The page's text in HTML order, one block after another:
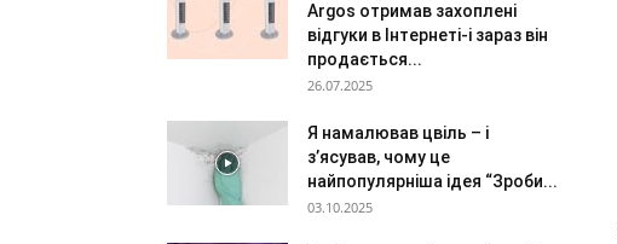
Argos отримав захоплені
відгуки в Інтернеті-і зараз він
продається...
26.07.2025
Я намалював цвіль – і
з’ясував, чому це
найпопулярніша ідея “Зроби...
03.10.2025